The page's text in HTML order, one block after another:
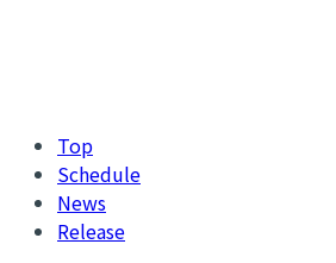
Top
Schedule
News
Release